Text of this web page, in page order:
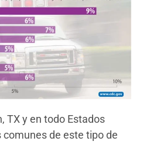
TX y en todo Estados
comunes de este tipo de